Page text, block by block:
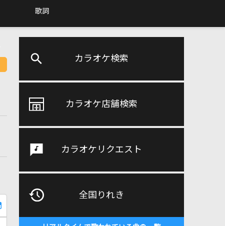
歌詞
カラオケ検索
カラオケ店舗検索
カラオケリクエスト
全国りれき